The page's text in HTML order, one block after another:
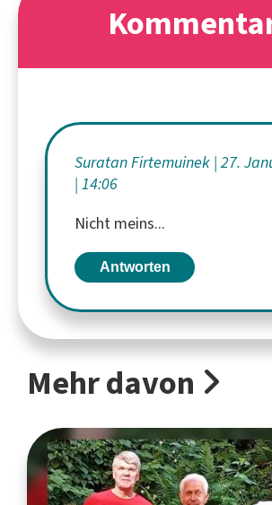
Suratan Firtemuinek 27.
14:06
Nicht meins...
Antworten
Mehr davon